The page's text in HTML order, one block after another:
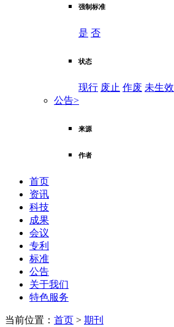
强制标准
是 否
状态
现行 废止 作废 未生效
公告>
来源
作者
首页
资讯
科技
成果
会议
专利
标准
公告
关于我们
特色服务
当前位置： 首页 > 期刊